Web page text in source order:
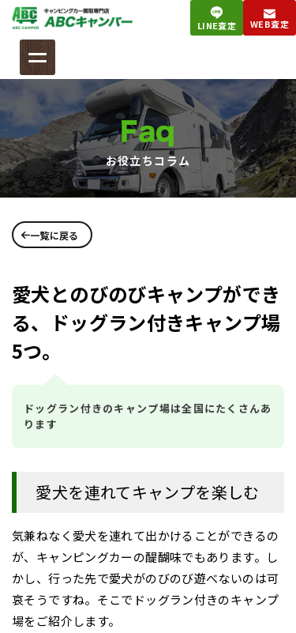
ス
キ
ッ
プ
LINE査定 WEB査定
Faq
お役立ちコラム
一覧に戻る
愛犬とのびのびキャンプができ
る、ドッグラン付きキャンプ場
5つ。
ドッグラン付きのキャンプ場は全国にたくさんあ
ります
愛犬を連れてキャンプを楽しむ
気兼ねなく愛犬を連れて出かけることができるの
が、キャンピングカーの醍醐味でもあります。し
かし、行った先で愛犬がのびのび遊べないのは可
哀そうですね。そこでドッグラン付きのキャンプ
場をご紹介します。